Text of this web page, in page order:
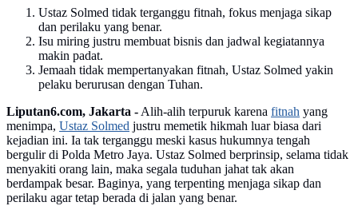
Ustaz Solmed tidak terganggu fitnah, fokus menjaga sikap
dan perilaku yang benar.
Isu miring justru membuat bisnis dan jadwal kegiatannya
makin padat.
Jemaah tidak mempertanyakan fitnah, Ustaz Solmed yakin
pelaku berurusan dengan Tuhan.
Liputan6.com, Jakarta -Alih-alih terpuruk karena fitnah yang
menimpa, Ustaz Solmed justru memetik hikmah luar biasa dari
kejadian ini. Ia tak terganggu meski kasus hukumnya tengah
bergulir di Polda Metro Jaya. Ustaz Solmed berprinsip, selama tidak
menyakiti orang lain, maka segala tuduhan jahat tak akan
berdampak besar. Baginya, yang terpenting menjaga sikap dan
perilaku agar tetap berada di jalan yang benar.